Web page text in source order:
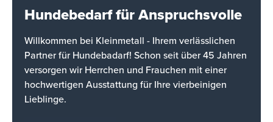
Hundebedarf für Anspruchsvolle
Willkommen bei Kleinmetall - Ihrem verlässlichen
Partner für Hundebadarf! Schon seit über 45 Jahren
versorgen wir Herrchen und Frauchen mit einer
hochwertigen Ausstattung für Ihre vierbeinigen
Lieblinge.